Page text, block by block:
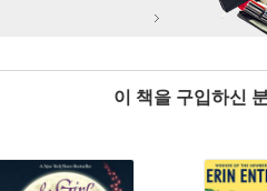
이 책을 구입하신